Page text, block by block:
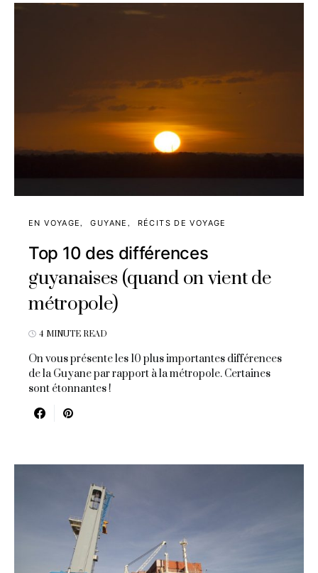
EN VOYAGE GUYANE RÉCITS DE VOYAGE
Top 10 des différences
guyanaises (quand on vient de
métropole)
4 MINUTE READ
On vous présente les 10 plus importantes différences
de la Guyane par rapport à la métropole. Certaines
sont étonnantes !